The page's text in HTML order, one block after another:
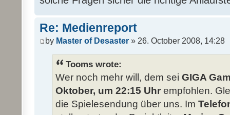
Re: Medienreport
by Master of Desaster » 26. October 2008, 14:28
Tooms wrote:
Wer noch mehr will, dem sei GIGA
Oktober, um 22:15 Uhr empfohlen.
die Spielesendung über uns. Im